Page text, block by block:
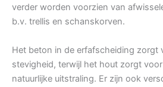
verder worden voorzien van
b.v. trellis en schanskorven.
Het beton in de erfafscheiding zorgt
stevigheid, terwijl het hout zorgt
natuurlijke uitstraling. Er zijn ook